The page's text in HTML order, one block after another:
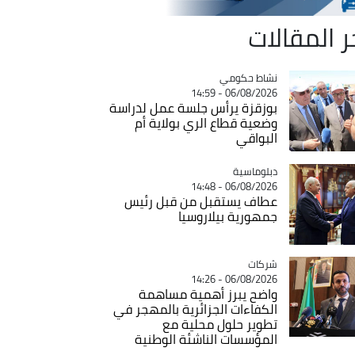
المقالات
Catégorie
نشاط حكومي
06/08/2026 - 14:59
بوزقزة يرأس جلسة عمل لدراسة
وضعية قطاع الري بولاية أم
البواقي
Catégorie
دبلوماسية
06/08/2026 - 14:48
عطاف يستقبل من قبل رئيس
جمهورية بيلاروسيا
Catégorie
شركات
06/08/2026 - 14:26
واضح يبرز أهمية مساهمة
الكفاءات الجزائرية بالمهجر في
تطوير حلول محلية مع
المؤسسات الناشئة الوطنية